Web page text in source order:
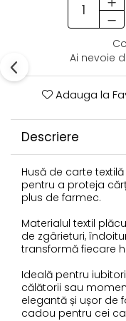
Ai nevoie
Adauga la
Descriere
Husă de carte
pentru a proteja
plus de farmec.
Materialul textil
de zgârieturi,
transformă fiecare
Ideală pentru
călătorii sau
elegantă și ușor de
cadou pentru cei